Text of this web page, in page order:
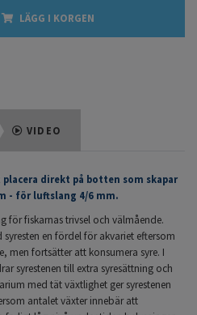
LÄGG I KORGEN
VIDEO
direkt på botten som skapar
- för luftslang 4/6 mm.
för fiskarnas trivsel och välmående.
en fördel för akvariet eftersom
men fortsätter att konsumera syre. I
syrestenen till extra syresättning och
med tät växtlighet ger syrestenen
antalet växter innebär att